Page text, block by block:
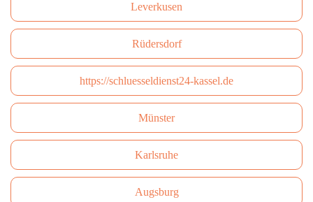
Leverkusen
Rüdersdorf
https://schluesseldienst24-kassel.de
Münster
Karlsruhe
Augsburg